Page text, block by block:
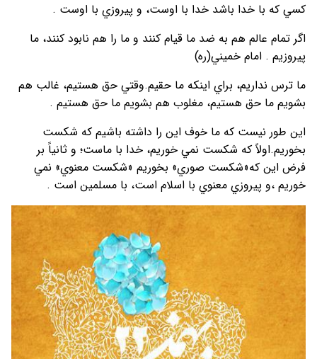
كسي كه با خدا باشد خدا با اوست، و پيروزي با اوست .
اگر تمام عالم هم به ضد ما قيام كنند و ما را هم نابود كنند، ما
پيروزيم . امام خميني(ره)
ما ترس نداريم، براي اينكه ما حقيم.وقتي حق هستيم، غالب هم
بشويم ما حق هستيم، مغلوب هم بشويم ما حق هستيم .
اين طور نيست كه ما خوف اين را داشته باشيم كه شكست
بخوريم.اولاً كه شكست نمي خوريم، خدا با ماست؛ و ثانياً بر
فرض اين كه«شكست صوري» بخوريم «شكست معنوي» نمي
خوريم ،و پيروزي معنوي با اسلام است، با مسلمين است .